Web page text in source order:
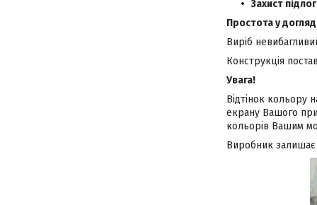
Захист
Простота у
Виріб
Конструкція
Увага!
Відтінок кольору
екрану Вашого
кольорів Вашим
Виробник залишає